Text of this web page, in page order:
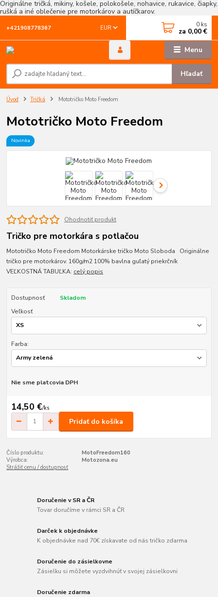
Originálne tričká, mikiny, košele, polokošele, nohavice, rukavice, čiapky,
rušká a iné oblečenie pre motorkárov a autíčkarov.
Menu
EUR
Hľadať
+421908778367 0 ks
za 0,00 €
Úvod Tričká Mototričko Moto Freedom
Mototričko Moto Freedom
Novinka
Ohodnotiť produkt
Tričko pre motorkára s potlačou
Mototričko Moto Freedom Motorkárske tričko Moto Sloboda Originálne
tričko pre motorkárov. 160g/m2 100% bavlna guľatý priekrčník
VEĽKOSTNÁ TABUĽKA: celý popis
Dostupnosť
Skladom
Veľkosť
Farba:
Nie sme platcovia DPH
14,50 €/ks
Pridať do košíka
Číslo produktu:
MotoFreedom160
Výrobca:
Motozona.eu
Strážiť cenu / dostupnosť
Doručenie v SR a ČR
Tovar doručíme v rámci SR a ČR
Darček k objednávke
K objednávke nad 70€ získavate od nás tričko zdarma
Doručenie do zásielkovne
Zásielku si môžete vyzdvihnúť v svojej zásielkovni
Doručenie zdarma